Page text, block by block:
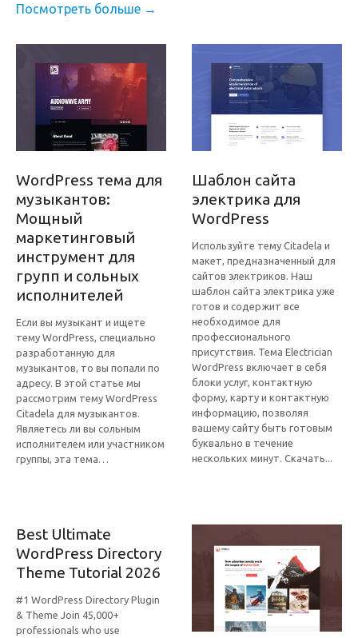
Посмотреть больше →
WordPress тема для
музыкантов:
Мощный
маркетинговый
инструмент для
групп и сольных
исполнителей
Если вы музыкант и ищете
тему WordPress, специально
разработанную для
музыкантов, то вы попали по
адресу. В этой статье мы
рассмотрим тему WordPress
Citadela для музыкантов.
Являетесь ли вы сольным
исполнителем или участником
группы, эта тема…
Шаблон сайта
электрика для
WordPress
Используйте тему Citadela и
макет, предназначенный для
сайтов электриков. Наш
шаблон сайта электрика уже
готов и содержит все
необходимое для
профессионального
присутствия. Тема Electrician
WordPress включает в себя
блоки услуг, контактную
форму, карту и контактную
информацию, позволяя
вашему сайту быть готовым
буквально в течение
нескольких минут. Скачать...
Best Ultimate
WordPress Directory
Theme Tutorial 2026
#1 WordPress Directory Plugin
& Theme Join 45,000+
professionals who use